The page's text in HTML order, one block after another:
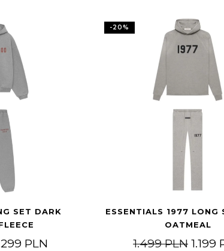
SET DARK
cena wynosiła: 1.499 PLN.
PLN Aktualna cena wynosi: 1.299
-20%
ESSENTIALS 1977 LONG
OATMEAL
1.499PLN 1.199